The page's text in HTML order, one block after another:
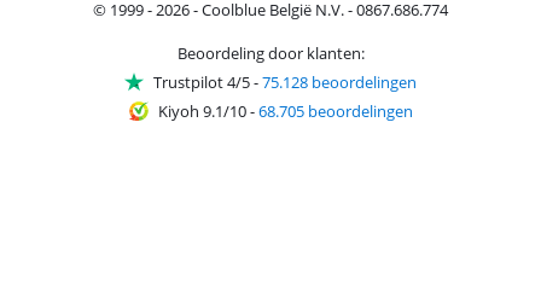
© 1999 - 2026 - Coolblue België N.V. - 0867.686.774
Beoordeling door klanten:
Trustpilot 4/5-75.128 beoordelingen
Kiyoh 9.1/10-68.705 beoordelingen